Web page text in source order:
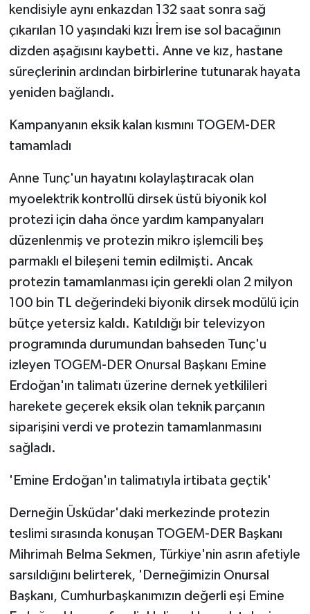
kendisiyle aynı enkazdan 132 saat sonra sağ
çıkarılan 10 yaşındaki kızı İrem ise sol bacağının
dizden aşağısını kaybetti. Anne ve kız, hastane
süreçlerinin ardından birbirlerine tutunarak hayata
yeniden bağlandı.
Kampanyanın eksik kalan kısmını TOGEM-DER
tamamladı
Anne Tunç'un hayatını kolaylaştıracak olan
myoelektrik kontrollü dirsek üstü biyonik kol
protezi için daha önce yardım kampanyaları
düzenlenmiş ve protezin mikro işlemcili beş
parmaklı el bileşeni temin edilmişti. Ancak
protezin tamamlanması için gerekli olan 2 milyon
100 bin TL değerindeki biyonik dirsek modülü için
bütçe yetersiz kaldı. Katıldığı bir televizyon
programında durumundan bahseden Tunç'u
izleyen TOGEM-DER Onursal Başkanı Emine
Erdoğan'ın talimatı üzerine dernek yetkilileri
harekete geçerek eksik olan teknik parçanın
siparişini verdi ve protezin tamamlanmasını
sağladı.
'Emine Erdoğan'ın talimatıyla irtibata geçtik'
Derneğin Üsküdar'daki merkezinde protezin
teslimi sırasında konuşan TOGEM-DER Başkanı
Mihrimah Belma Sekmen, Türkiye'nin asrın afetiyle
sarsıldığını belirterek, 'Derneğimizin Onursal
Başkanı, Cumhurbaşkanımızın değerli eşi Emine
ÜLKE GÜNDEMİ
YEREL